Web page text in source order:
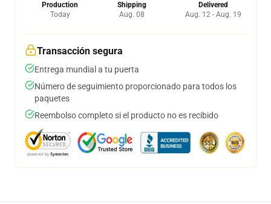
Production
Today
Shipping
Aug. 08
Delivered
Aug. 12 - Aug. 19
Transacción segura
Entrega mundial a tu puerta
Número de seguimiento proporcionado para todos los
paquetes
Reembolso completo si el producto no es recibido